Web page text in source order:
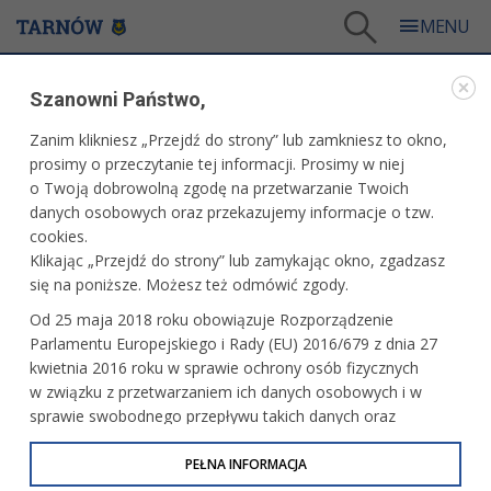
Inauguracja roku akademickiego i formacyjnego, poświęcenie biblioteki Wyższego
WARTO ZOBACZYĆ
INAUGURACJA ROKU AKADEMICKIEGO I
FORMACYJNEGO, POŚWIĘCENIE BIBLIOTEKI
WYŻSZEGO SEMINARIUM DUCHOWNEGO
Szanowni Państwo,
Zanim klikniesz „Przejdź do strony” lub zamkniesz to okno,
prosimy o przeczytanie tej informacji. Prosimy w niej
o Twoją dobrowolną zgodę na przetwarzanie Twoich
danych osobowych oraz przekazujemy informacje o tzw.
cookies.
Klikając „Przejdź do strony” lub zamykając okno, zgadzasz
się na poniższe. Możesz też odmówić zgody.
Od 25 maja 2018 roku obowiązuje Rozporządzenie
Parlamentu Europejskiego i Rady (EU) 2016/679 z dnia 27
kwietnia 2016 roku w sprawie ochrony osób fizycznych
w związku z przetwarzaniem ich danych osobowych i w
sprawie swobodnego przepływu takich danych oraz
uchylenia dyrektywy 95/46/WE (określane jako RODO, GDPR
lub Ogólne Rozporządzenie o Ochronie Danych
PEŁNA INFORMACJA